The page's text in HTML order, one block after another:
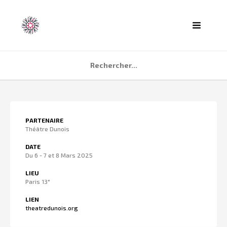
PARTENAIRE
Théâtre Dunois
DATE
Du 6 - 7 et 8 Mars 2025
LIEU
Paris 13°
LIEN
theatredunois.org